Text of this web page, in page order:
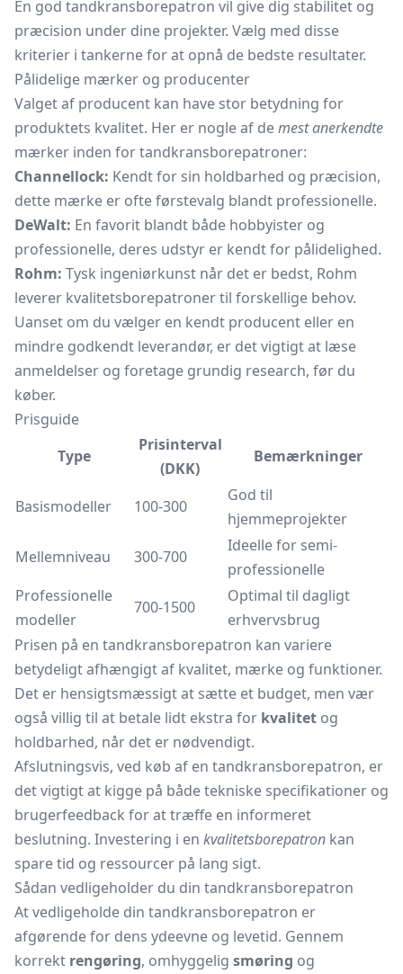
En god tandkransborepatron vil give dig stabilitet og
præcision under dine projekter. Vælg med disse
kriterier i tankerne for at opnå de bedste resultater.
Pålidelige mærker og producenter
Valget af producent kan have stor betydning for
produktets kvalitet. Her er nogle af demest anerkendte
mærker inden for tandkransborepatroner:
Channellock: Kendt for sin holdbarhed og præcision,
dette mærke er ofte førstevalg blandt professionelle.
DeWalt: En favorit blandt både hobbyister og
professionelle, deres udstyr er kendt for pålidelighed.
Rohm: Tysk ingeniørkunst når det er bedst, Rohm
leverer kvalitetsborepatroner til forskellige behov.
Uanset om du vælger en kendt producent eller en
mindre godkendt leverandør, er det vigtigt at læse
anmeldelser og foretage grundig research, før du
køber.
Prisguide
Type
Prisinterval
(DKK)
Bemærkninger
Basismodeller 100-300
God til
hjemmeprojekter
Mellemniveau
300-700
Ideelle for semi-
professionelle
Professionelle
modeller
700-1500
Optimal til dagligt
erhvervsbrug
Prisen på en tandkransborepatron kan variere
betydeligt afhængigt af kvalitet, mærke og funktioner.
Det er hensigtsmæssigt at sætte et budget, men vær
også villig til at betale lidt ekstra for kvalitet og
holdbarhed, når det er nødvendigt.
Afslutningsvis, ved køb af en tandkransborepatron, er
det vigtigt at kigge på både tekniske specifikationer og
brugerfeedback for at træffe en informeret
beslutning. Investering i en kvalitetsborepatron kan
spare tid og ressourcer på lang sigt.
Sådan vedligeholder du din tandkransborepatron
At vedligeholde din tandkransborepatron er
afgørende for dens ydeevne og levetid. Gennem
korrekt rengøring, omhyggelig smøring og